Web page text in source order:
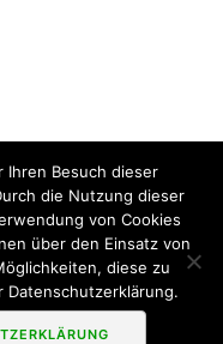
Underskeleton
Ihren Besuch dieser
die Nutzung dieser
von Cookies
über den Einsatz von
diese zu
Datenschutzerklärung.